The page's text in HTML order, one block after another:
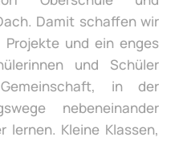
Damit schaffen wir
Projekte und ein enges
und Schüler
in der
nebeneinander
lernen. Kleine Klassen,